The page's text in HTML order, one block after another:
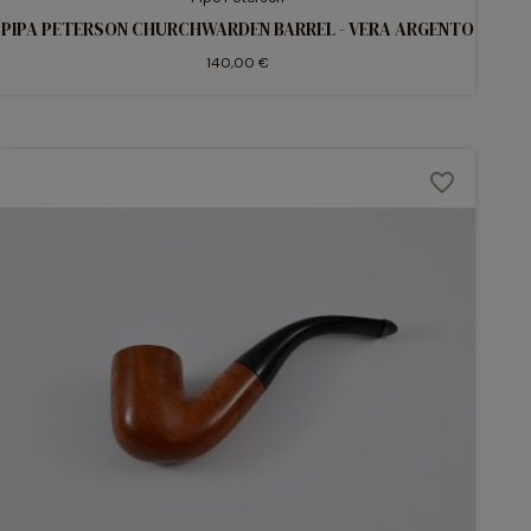
PIPA PETERSON CHURCHWARDEN BARREL - VERA ARGENTO
140,00 €
favorite_border